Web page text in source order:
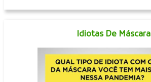
Idiotas De Máscara